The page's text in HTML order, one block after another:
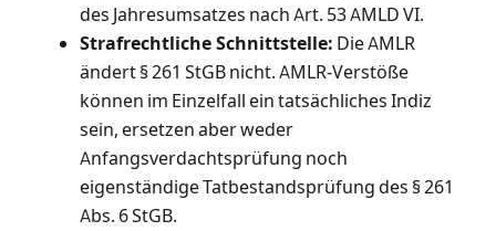
des Jahresumsatzes nach Art. 53 AMLD VI.
Strafrechtliche Schnittstelle: Die AMLR
ändert § 261 StGB nicht. AMLR-Verstöße
können im Einzelfall ein tatsächliches Indiz
sein, ersetzen aber weder
Anfangsverdachtsprüfung noch
eigenständige Tatbestandsprüfung des § 261
Abs. 6 StGB.